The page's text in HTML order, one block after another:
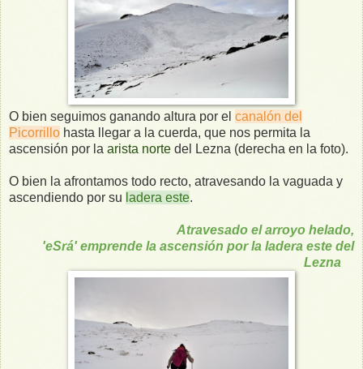
O bien seguimos ganando altura por el canalón del
Picorrillo hasta llegar a la cuerda, que nos permita la
ascensión por la arista norte del Lezna (derecha en la foto).
O bien la afrontamos todo recto, atravesando la vaguada y
ascendiendo por su ladera este.
Atravesado el arroyo helado,
'eSrá' emprende la ascensión por la ladera este del
Lezna